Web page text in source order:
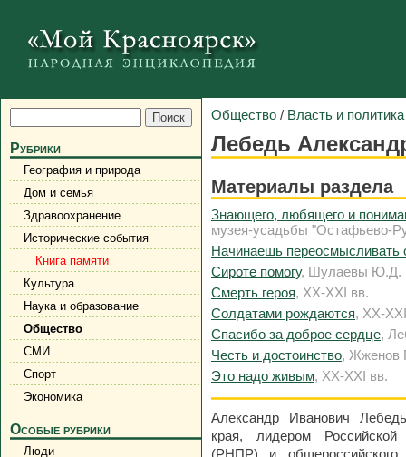
Рубрики
География и природа
Дом и семья
Здравоохранение
Исторические события
Книга памяти
Культура
Наука и образование
Общество
СМИ
Спорт
Экономика
Особые рубрики
Люди
Общество / Власть и политика
Лебедь
Материалы раздела
Знающего, любящего и
музея-усадьбы "Остафьево-
Начинаешь переосмысливать
Сироте помогу, Шулаевы Ю.Д.
Смерть героя, XX-XXI вв.
Солдатами рождаются, XX-
Спасибо за доброе сердце,
Честь и достоинство, Жженов
Это надо живым, XX-XXI вв.
Александр Иванович
края, лидером Российской
(РНПР) и общероссийского